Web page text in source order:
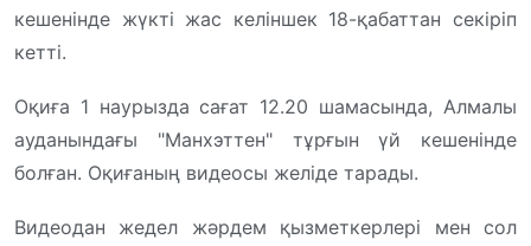
кешенінде жүкті жас келіншек 18-қабаттан секіріп
кетті.
Оқиға 1 наурызда сағат 12.20 шамасында, Алмалы
ауданындағы "Манхэттен" тұрғын үй кешенінде
болған. Оқиғаның видеосы желіде тарады.
Видеодан жедел жәрдем қызметкерлері мен сол